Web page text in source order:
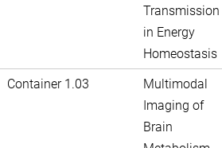
Transmission
in Energy
Homeostasis
Container 1.03
Multimodal
Imaging of
Brain